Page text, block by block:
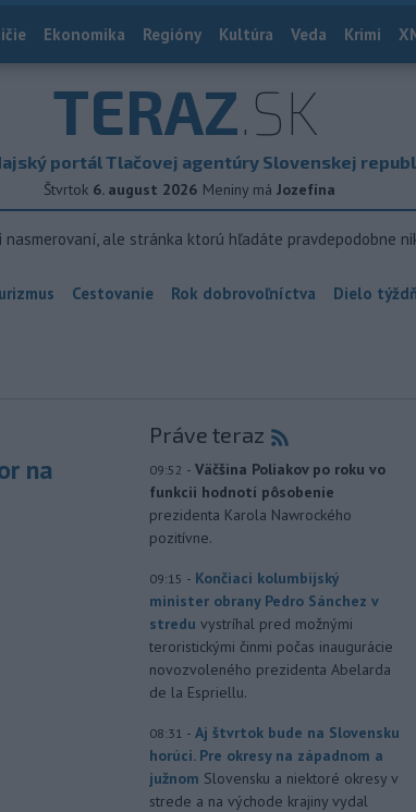
Ekonomika Regióny Kultúra Veda Krimi
TERAZ.SK
portál Tlačovej agentúry Slovenskej
Štvrtok 6. august 2026 Meniny má Jozefína
ale stránka ktorú hľadáte pravdepodobne
Cestovanie Rok dobrovoľníctva Dielo
na
Práve teraz
09:52 - Väčšina Poliakov po roku vo
funkcii hodnotí pôsobenie
prezidenta Karola Nawrockého
pozitívne.
09:15 - Končiaci kolumbijský
minister obrany Pedro Sánchez v
stredu vystríhal pred možnými
teroristickými činmi počas inaugurácie
novozvoleného prezidenta Abelarda
de la Espriellu.
08:31 - Aj štvrtok bude na Slovensku
horúci. Pre okresy na západnom a
južnom Slovensku a niektoré okresy v
strede a na východe krajiny vydal